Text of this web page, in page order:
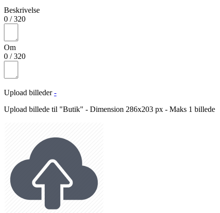
Beskrivelse
0 /320
Om
0 /320
Upload billeder -
Upload billede til "Butik" - Dimension 286x203 px - Maks 1 billede